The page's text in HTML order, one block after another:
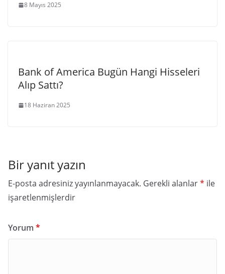
8 Mayıs 2025
Bank of America Bugün Hangi Hisseleri
Alıp Sattı?
18 Haziran 2025
Bir yanıt yazın
E-posta adresiniz yayınlanmayacak. Gerekli alanlar* ile
işaretlenmişlerdir
Yorum *